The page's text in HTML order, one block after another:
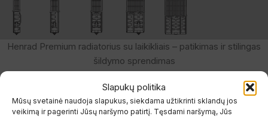
Slapukų politika
Mūsų svetainė naudoja slapukus, siekdama užtikrinti sklandų jos
veikimą ir pagerinti Jūsų naršymo patirtį. Tęsdami naršymą, Jūs
Henrad Premium radiatorius su laikikliais – patikimas ir stilingas
šildymo sprendimas
Gamybos medžiagos ir standartai
Premium radiatoriaigaminami iš šalto valcavimo specialaus